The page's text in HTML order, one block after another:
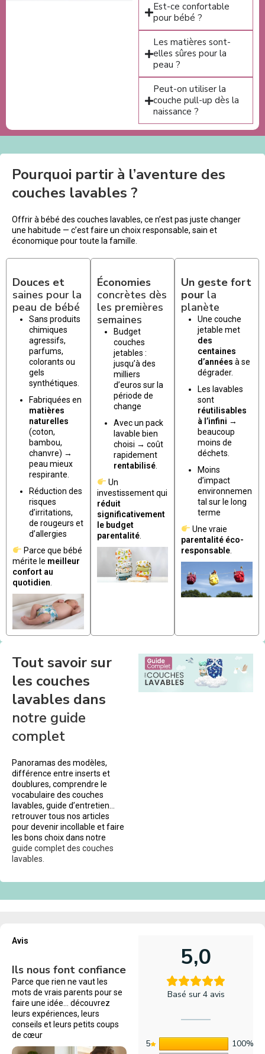
Est-ce confortable
pour bébé ?
Les matières sont-
elles sûres pour la
peau ?
Peut-on utiliser la
couche pull-up dès la
naissance ?
Pourquoi partir à l’aventure des
couches lavables ?
Offrir à bébé des couches lavables, ce n’est pas juste changer
une habitude — c’est faire un choix responsable, sain et
économique pour toute la famille.
Douces et
saines pour la
peau de bébé
Sans produits
chimiques
agressifs,
parfums,
colorants ou
gels
synthétiques.
Fabriquées en
matières
naturelles
(coton,
bambou,
chanvre) →
peau mieux
respirante.
Réduction des
risques
d’irritations,
de rougeurs et
d’allergies
Parce que bébé
mérite le meilleur
confort au
quotidien
Économies
concrètes dès
les premières
semaines
Budget
couches
jetables :
jusqu’à des
milliers
d’euros sur la
période de
change
Avec un pack
lavable bien
choisi → coût
rapidement
rentabilisé.
Un
investissement qui
réduit
significativement
le budget
parentalité.
Un geste fort
pour la
planète
Une couche
jetable met
des
centaines
d’années à se
dégrader.
Les lavables
sont
réutilisables
à l’infini →
beaucoup
moins de
déchets.
Moins
d’impact
environnemen
tal sur le long
terme
Une vraie
parentalité éco-
responsable
Tout savoir sur
les couches
lavables dans
notre guide
complet
Panoramas des modèles,
différence entre inserts et
doublures, comprendre le
vocabulaire des couches
lavables, guide d’entretien…
retrouver tous nos articles
pour devenir incollable et faire
les bons choix dans notre
guide complet des couches
lavables.
Avis
Ils nous font confiance
Parce que rien ne vaut les
mots de vrais parents pour se
faire une idée… découvrez
leurs expériences, leurs
conseils et leurs petits coups
de cœur
5,0
Basé sur 4 avis
5
100%